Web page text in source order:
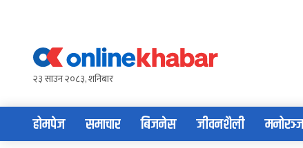
content२३ साउन २०८३, शनिबार
होमपेज समाचार बिजनेस जीवनशैली